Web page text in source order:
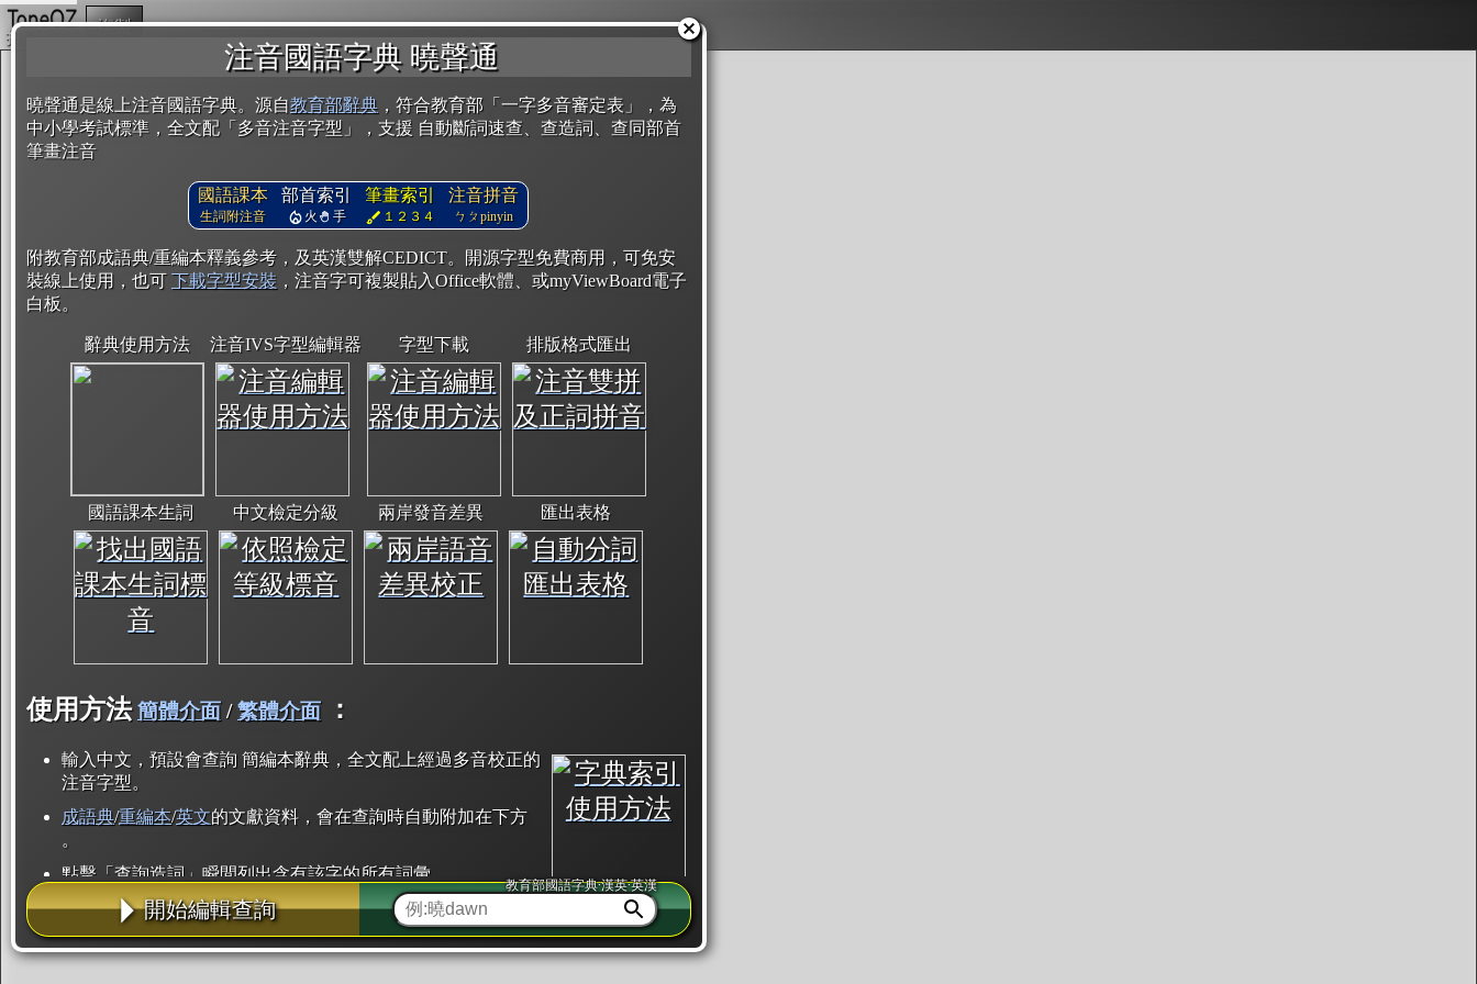
注音國語字典 曉聲通
曉聲通是線上注音國語字典。源自教育部辭典 ，符合教育部「一字多音審定表」，為
中小學考試標準，全文配「多音注音字型」，支援 自動斷詞速查、查造詞、查同部首
筆畫注音
國語課本
生詞附注音
部首索引
火 手
筆畫索引
１２３４
注音拼音
ㄅㄆpinyin
附教育部成語典/重編本釋義參考，及英漢雙解CEDICT。開源字型免費商用，可免安
裝線上使用，也可 下載字型安裝 ，注音字可複製貼入Office軟體、或myViewBoard電子
白板。
辭典使用方法 注音IVS字型編輯器 字型下載 排版格式匯出
國語課本生詞 中文檢定分級 兩岸發音差異 匯出表格
使用方法 簡體介面/繁體介面 ：
輸入中文，預設會查詢 簡編本辭典，全文配上經過多音校正的
注音字型。
成語典/重編本/英文的文獻資料，會在查詢時自動附加在下方
。
點擊「查詢造詞」瞬間列出含有該字的所有詞彙。
點「部首」瞬間列出所有「同部首字」。也支援查詢「同注音」或「同筆畫」。
辭典解釋的全文都經過自動斷詞，點擊便可瞬間「連續查詢」此字詞的解釋，不
用手動重複輸入。
開始編輯查詢
教育部國語字典·漢英·英漢
複製